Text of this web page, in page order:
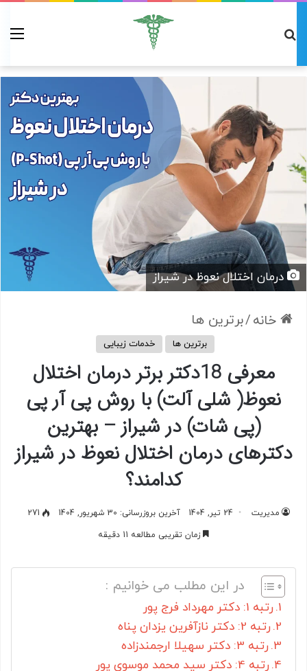
درمان اختلال نعوظ در شیراز
خانه/برترین ها
برترین ها خدمات زیبایی
معرفی 18دکتر برتر درمان اختلال
نعوظ( شلی آلت) با روش پی آر پی
(پی شات) در شیراز – بهترین
دکترهای درمان اختلال نعوظ در شیراز
کدامند؟
مدیریت 24 تیر, 1404 آخرین بروزرسانی: 30 شهریور, 1404
271
زمان تقریبی مطالعه 11 دقیقه
در این مطلب می خوانیم :
رتبه 1: دکتر مهرداد فرج پور
رتبه 2: دکتر نازآفرین یزدان پناه
رتبه 3: دکتر سهیلا ارجمندزاده
رتبه 4: دکتر سید محمد موسوی پور